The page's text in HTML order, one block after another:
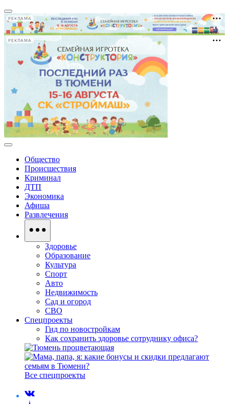
РЕКЛАМА
РЕКЛАМА
Общество
Происшествия
Криминал
ДТП
Экономика
Афиша
Развлечения
Здоровье
Образование
Культура
Спорт
Авто
Недвижимость
Сад и огород
СВО
Спецпроекты
Гид по новостройкам
Как сохранить здоровье сотруднику офиса?
Все спецпроекты